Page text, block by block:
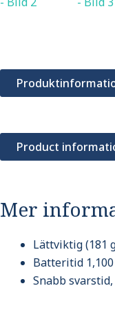
Product
Mer
Lättviktig (181
Batteritid
Snabb